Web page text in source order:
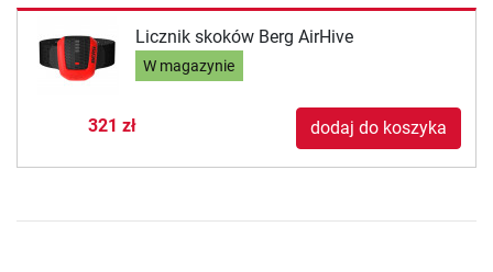
Licznik skoków Berg AirHive
W magazynie
321 zł dodaj do koszyka